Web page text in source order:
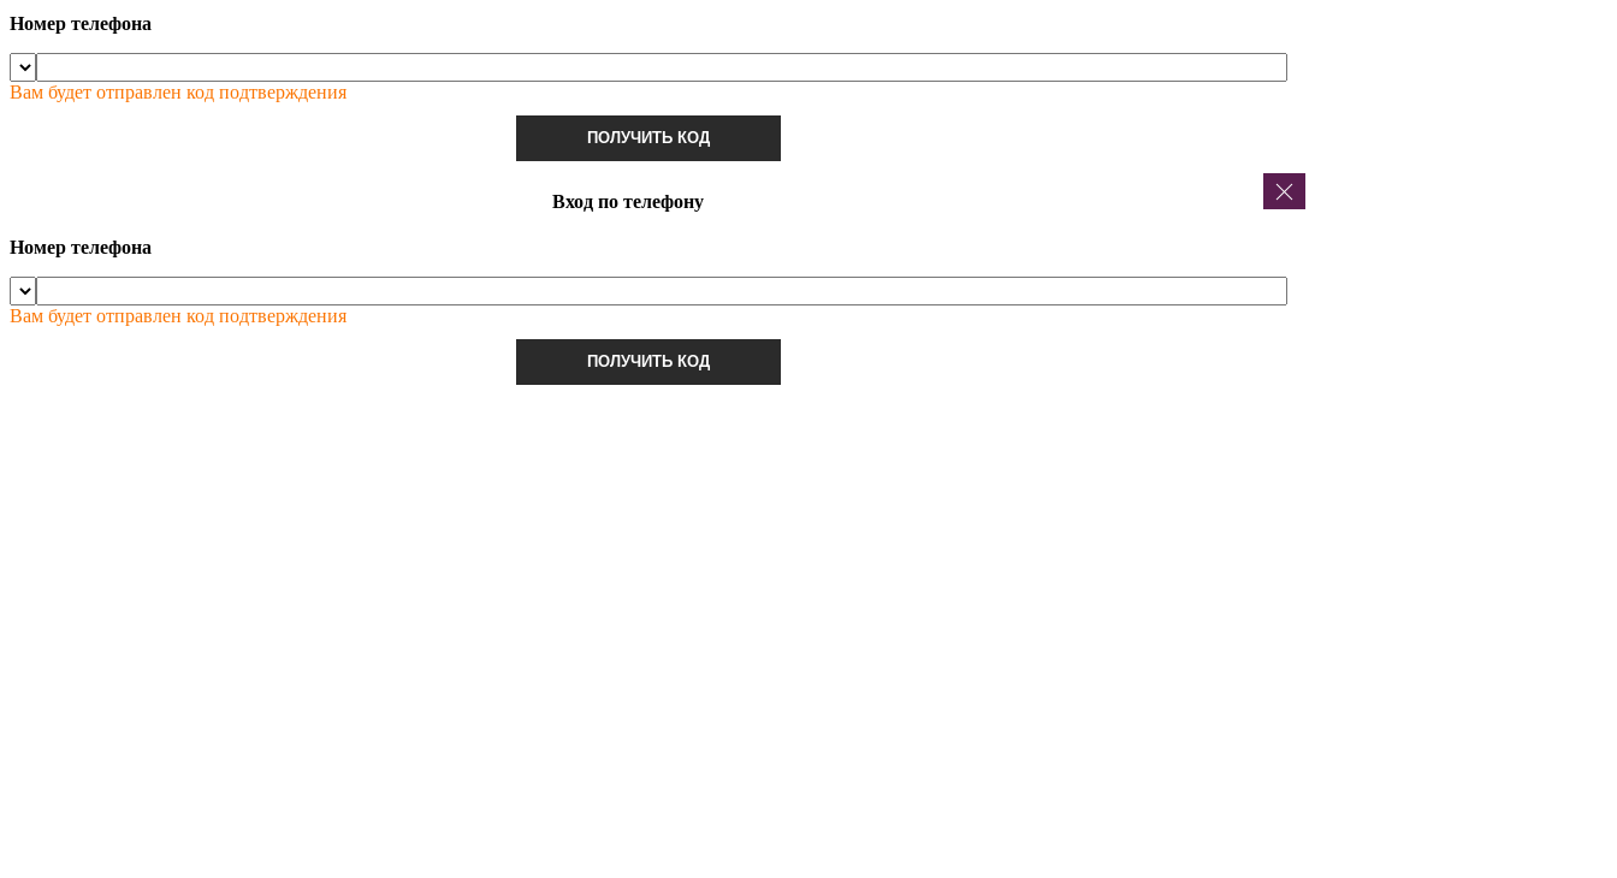
Номер телефона
Вам будет отправлен код подтверждения
ПОЛУЧИТЬ КОД
Вход по телефону
Номер телефона
Вам будет отправлен код подтверждения
ПОЛУЧИТЬ КОД